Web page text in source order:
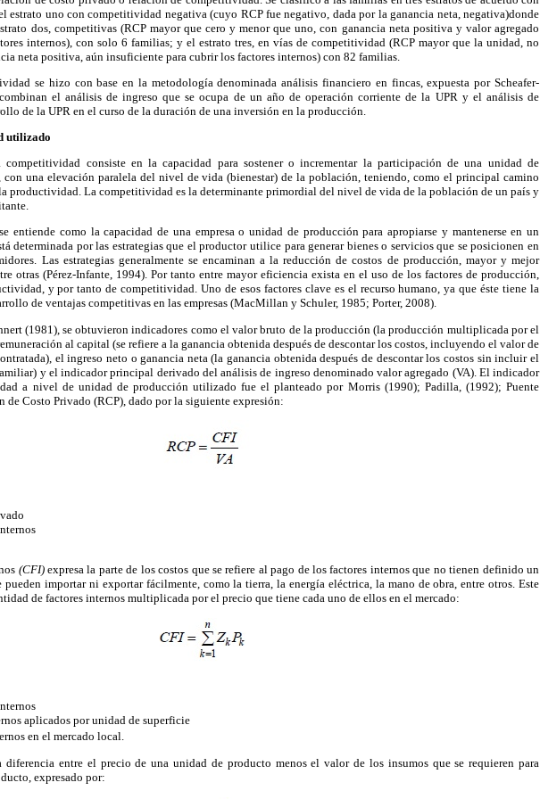
estrato uno con competitividad negativa (cuyo RCP fue negativo, dada por la ganancia neta, negativa)donde
dos, competitivas (RCP mayor que cero y menor que uno, con ganancia neta positiva y valor agregado
internos), con solo 6 familias; y el estrato tres, en vías de competitividad (RCP mayor que la unidad, no
neta positiva, aún insuficiente para cubrir los factores internos) con 82 familias.
se hizo con base en la metodología denominada análisis financiero en fincas, expuesta por Scheafer-
el análisis de ingreso que se ocupa de un año de operación corriente de la UPR y el análisis de
de la UPR en el curso de la duración de una inversión en la producción.
utilizado
consiste en la capacidad para sostener o incrementar la participación de una unidad de
con una elevación paralela del nivel de vida (bienestar) de la población, teniendo, como el principal camino
productividad. La competitividad es la determinante primordial del nivel de vida de la población de un país y
entiende como la capacidad de una empresa o unidad de producción para apropiarse y mantenerse en un
determinada por las estrategias que el productor utilice para generar bienes o servicios que se posicionen en
Las estrategias generalmente se encaminan a la reducción de costos de producción, mayor y mejor
otras (Pérez-Infante, 1994). Por tanto entre mayor eficiencia exista en el uso de los factores de producción,
y por tanto de competitividad. Uno de esos factores clave es el recurso humano, ya que éste tiene la
de ventajas competitivas en las empresas (MacMillan y Schuler, 1985; Porter, 2008).
(1981), se obtuvieron indicadores como el valor bruto de la producción (la producción multiplicada por el
al capital (se refiere a la ganancia obtenida después de descontar los costos, incluyendo el valor de
el ingreso neto o ganancia neta (la ganancia obtenida después de descontar los costos sin incluir el
y el indicador principal derivado del análisis de ingreso denominado valor agregado (VA). El indicador
a nivel de unidad de producción utilizado fue el planteado por Morris (1990); Padilla, (1992); Puente
de Costo Privado (RCP), dado por la siguiente expresión:
(CFI)expresa la parte de los costos que se refiere al pago de los factores internos que no tienen definido un
pueden importar ni exportar fácilmente, como la tierra, la energía eléctrica, la mano de obra, entre otros. Este
de factores internos multiplicada por el precio que tiene cada uno de ellos en el mercado:
aplicados por unidad de superficie
en el mercado local.
entre el precio de una unidad de producto menos el valor de los insumos que se requieren para
expresado por: